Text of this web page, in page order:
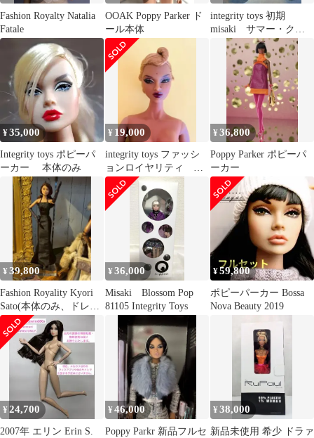
Fashion Royalty Natalia
Fatale
OOAK Poppy Parker ド
ール本体
integrity toys 初期
misaki サマー・クラ
ッシュ フーディ
¥35,000
Integrity toys ポピーパ
ーカー 本体のみ
¥ 19,000
integrity toys ファッシ
ョンロイヤリティ 本
体
¥36,800
Poppy Parker ポピーパ
ーカー
¥39,800
Fashion Royality Kyori
Sato(本体のみ、ドレス
着用)
¥36,000
Misaki Blossom Pop
81105 Integrity Toys
¥59,800
ポピーパーカー Bossa
Nova Beauty 2019
¥24,700
2007年 エリン Erin S.
¥46,000
Poppy Parkr 新品フルセ
¥38,000
新品未使用 希少 ドラァ